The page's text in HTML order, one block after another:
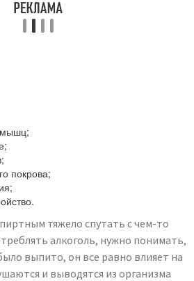
мышц;
покрова;
тяжело спутать с чем-то
алкоголь, нужно понимать,
выпито, он все равно влияет на
и выводятся из организма